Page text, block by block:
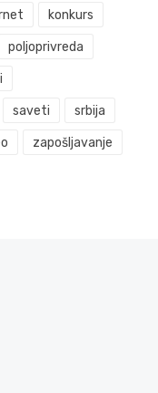
konkurs
poljoprivreda
saveti srbija
zapošljavanje